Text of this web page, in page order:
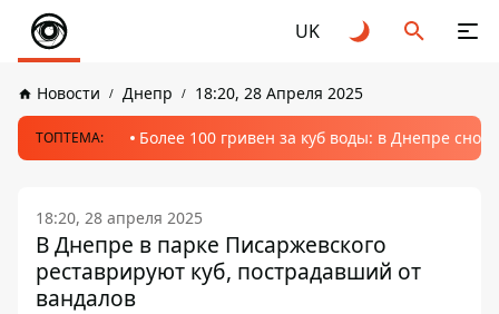
UK
Новости Днепр 18:20, 28 Апреля 2025
ТОПТЕМА: Более 100 гривен за куб воды: в Днепре
18:20, 28 апреля 2025
В Днепре в парке Писаржевского
реставрируют куб, пострадавший от
вандалов